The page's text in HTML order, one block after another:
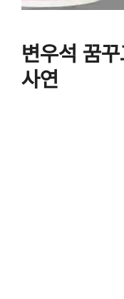
변우석 꿈
사연